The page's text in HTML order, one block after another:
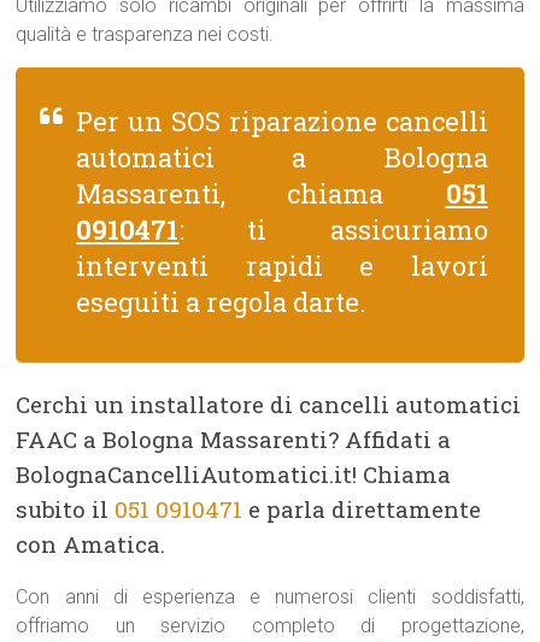
Utilizziamo solo ricambi originali per offrirti la massima
qualità e trasparenza nei costi.
Per un SOS riparazione cancelli
automatici a Bologna
Massarenti, chiama 051
0910471: ti assicuriamo
interventi rapidi e lavori
eseguiti a regola darte.
Cerchi un installatore di cancelli automatici
FAAC a Bologna Massarenti? Affidati a
BolognaCancelliAutomatici.it! Chiama
subito il 051 0910471 e parla direttamente
con Amatica.
Con anni di esperienza e numerosi clienti soddisfatti,
offriamo un servizio completo di progettazione,